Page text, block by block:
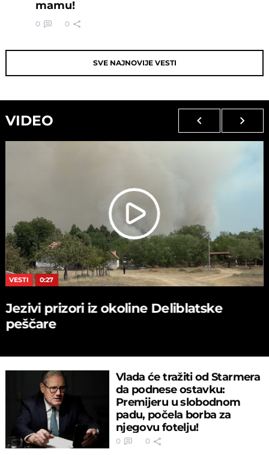
mamu!
0 0
SVE NAJNOVIJE VESTI
VIDEO
VESTI 0:27
Jezivi prizori iz okoline Deliblatske
peščare
Vlada će tražiti od Starmera
da podnese ostavku:
Premijeru u slobodnom
padu, počela borba za
njegovu fotelju!
0 0